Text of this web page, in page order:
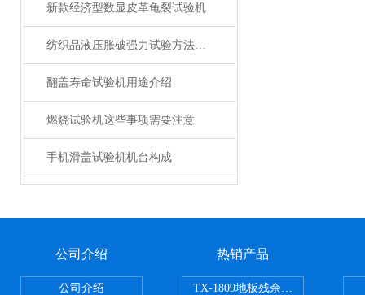
新款经济型数显皮革龟裂试验机
纺织品液压胀破强力试验方法（膜片式胀破强力仪法）
翻盖寿命试验机用途介绍
燃烧试验机这些事项需要注意
手机滑盖试验机机台构成
公司介绍
公司介绍
热销产品
TX-1809地板残余凹陷试验机